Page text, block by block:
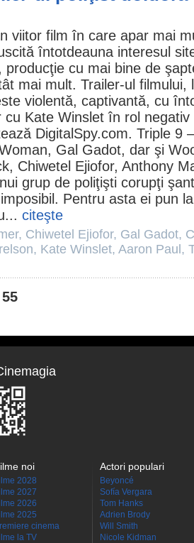
viitor film în care apar mai
întotdeauna interesul
producţie cu mai bine de
mai mult. Trailer-ul
violentă, captivantă, cu
cu Kate Winslet în rol negativ
DigitalSpy.com. Triple 9
Gal Gadot, dar şi
, Chiwetel Ejiofor, Anthony
grup de poliţişti corupţi
Pentru asta ei pun
citeşte
, Chiwetel Ejiofor, Gal Gadot,
, Kate Winslet, Aaron Paul ,
55
noi
2028
2027
2026
2025
cinema
la TV
Actori populari
Beyoncé
Sofía Vergara
Tom Hanks
Adrien Brody
Will Smith
Nicole Kidman